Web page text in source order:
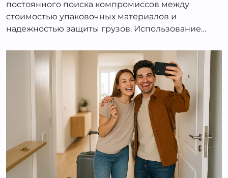
постоянного поиска компромиссов между
стоимостью упаковочных материалов и
надежностью защиты грузов. Использование…